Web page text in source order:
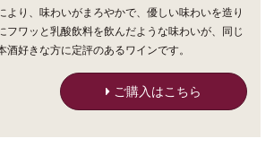
より、味わいがまろやかで、優しい味わいを造り
フワッと乳酸飲料を飲んだような味わいが、同じ
酒好きな方に定評のあるワインです。
ご購入はこちら